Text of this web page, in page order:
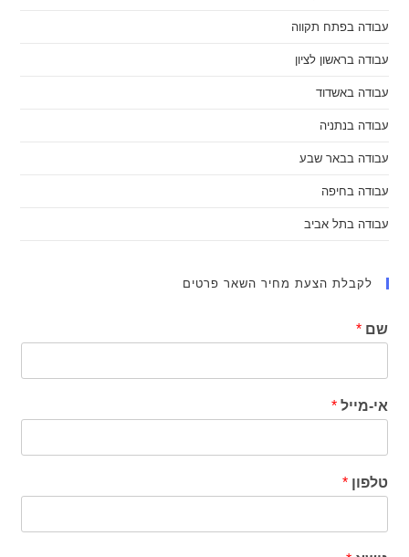
עבודה בפתח תקווה
עבודה בראשון לציון
עבודה באשדוד
עבודה בנתניה
עבודה בבאר שבע
עבודה בחיפה
עבודה בתל אביב
לקבלת הצעת מחיר השאר פרטים
שם*
אי-מייל*
טלפון*